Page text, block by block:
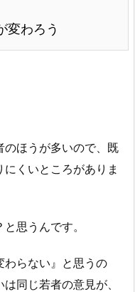
変わろう
のほうが多いので、既
くいところがありま
思うんです。
わらない』と思うの
同じ若者の意見が、